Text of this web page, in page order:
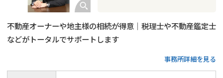
不動産オーナーや地主様の相続が得意｜税理士や不動産鑑定士
などがトータルでサポートします
事務所詳細を見る